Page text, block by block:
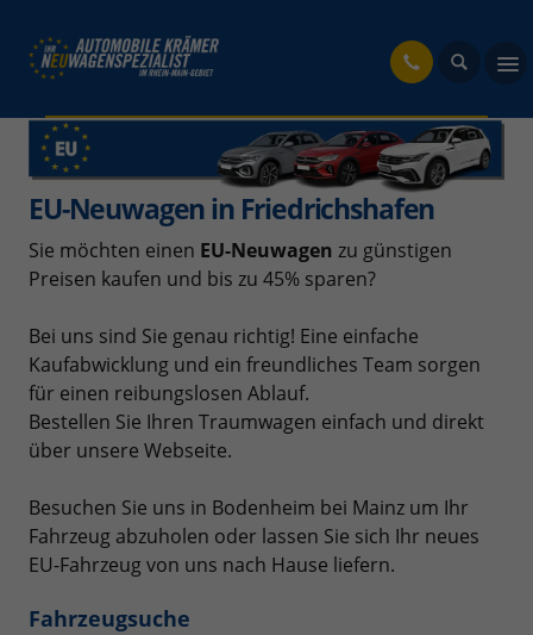
EU-Neuwagen in Friedrichshafen
Sie möchten einen EU-Neuwagen zu günstigen
Preisen kaufen und bis zu 45% sparen?
Bei uns sind Sie genau richtig! Eine einfache
Kaufabwicklung und ein freundliches Team sorgen
für einen reibungslosen Ablauf.
Bestellen Sie Ihren Traumwagen einfach und direkt
über unsere Webseite.
Besuchen Sie uns in Bodenheim bei Mainz um Ihr
Fahrzeug abzuholen oder lassen Sie sich Ihr neues
EU-Fahrzeug von uns nach Hause liefern.
Fahrzeugsuche